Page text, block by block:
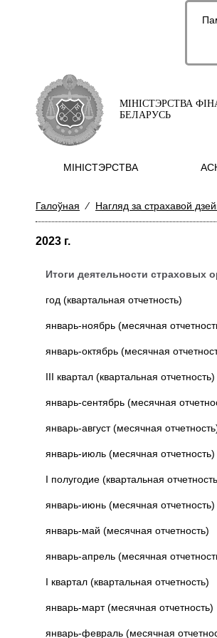
МІНІСТЭРСТВА
БЕЛАРУСЬ
МIНIСТЭРСТВА
Галоўная ⁄ Нагляд за страхавой
2023 г.
Итоги деятельности страховых
год (квартальная отчетность)
январь-ноябрь (месячная
январь-октябрь (месячная
III квартал (квартальная отчетность)
январь-сентябрь (месячная
январь-август (месячная
январь-июль (месячная отчетность)
I полугодие (квартальная
январь-июнь (месячная отчетность)
январь-май (месячная отчетность)
январь-апрель (месячная
I квартал (квартальная отчетность)
январь-март (месячная отчетность)
январь-февраль (месячная